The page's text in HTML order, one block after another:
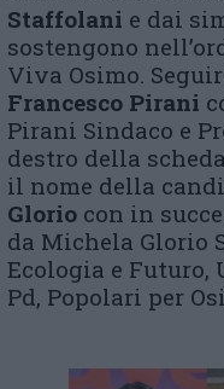
Staffolani e dai
sostengono
Viva Osimo.
Francesco Pirani
Pirani Sindaco e
destro della
il nome della
Glorio con in
da Michela Glorio
Ecologia e
Pd, Popolari per